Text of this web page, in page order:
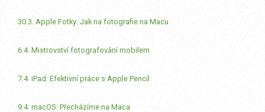
30.3. Apple Fotky: Jak na fotografie na Macu
6.4. Mistrovství fotografování mobilem
7.4. iPad: Efektivní práce s Apple Pencil
9.4. macOS: Přecházíme na Maca